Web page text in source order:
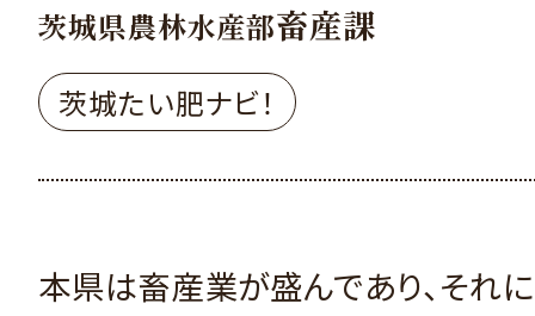
茨城県農林水産部畜産課
茨城たい肥ナビ！
本県は畜産業が盛んであり、それ